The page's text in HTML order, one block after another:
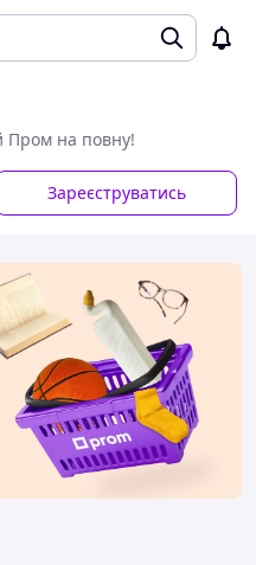
Пром на повну!
Зареєструватись